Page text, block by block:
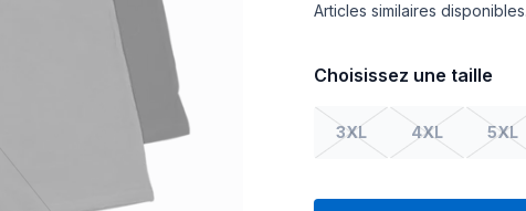
Articles similaires disponibles.
Choisissez une taille
3XL 4XL 5XL